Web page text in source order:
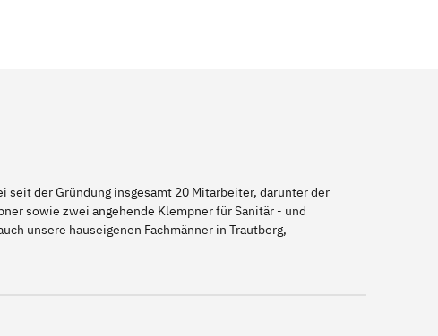
der Gründung insgesamt 20 Mitarbeiter, darunter der
sowie zwei angehende Klempner für Sanitär - und
unsere hauseigenen Fachmänner in Trautberg,